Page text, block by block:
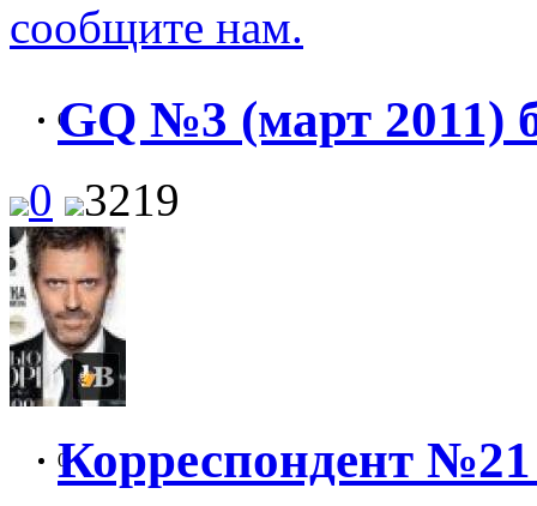
сообщите нам.
0GQ №3 (март 2011)
0 3219
0
Корреспондент №21